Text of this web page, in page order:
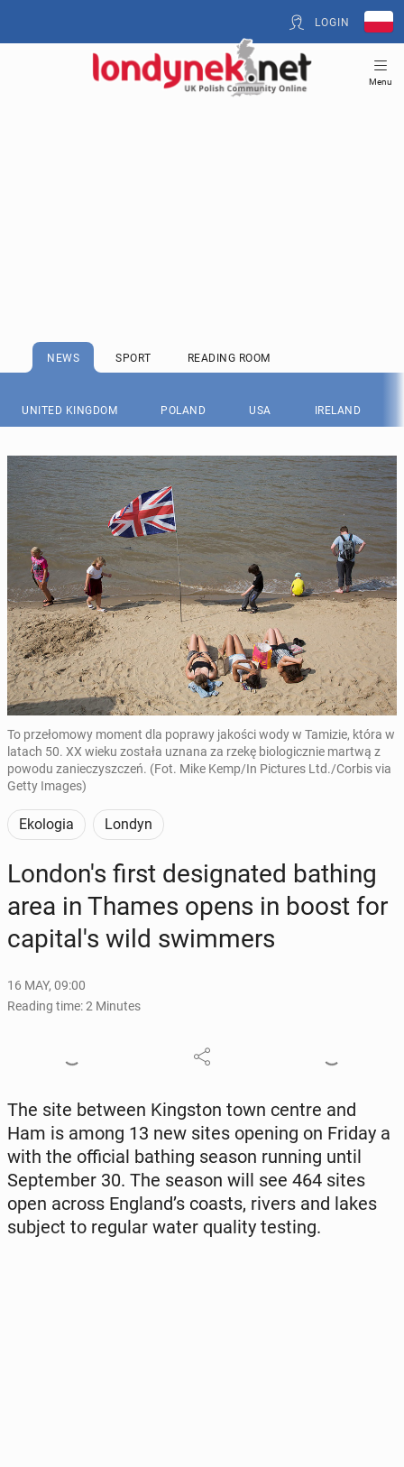
LOGIN
Menu
NEWS SPORT READING ROOM
UNITED KINGDOM POLAND USA IRELAND
To przełomowy moment dla poprawy jakości wody w Tamizie, która w
latach 50. XX wieku została uznana za rzekę biologicznie martwą z
powodu zanieczyszczeń. (Fot. Mike Kemp/In Pictures Ltd./Corbis via
Getty Images)
Ekologia Londyn
Lon­don's first des­ig­nat­ed bathing
area in Thames opens in boost for
cap­i­tal's wild swim­mers
16 MAY, 09:00
Reading time: 2 Minutes
The site between Kingston town centre and
Ham is among 13 new sites opening on Friday a
with the of­fi­cial bathing season running until
Sep­tem­ber 30. The season will see 464 sites
open across England’s coasts, rivers and lakes
subject to regular water quality testing.